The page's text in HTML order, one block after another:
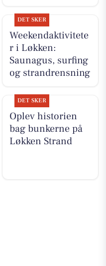
DET SKER
Weekendaktivitete
r i Løkken:
Saunagus, surfing
og strandrensning
DET SKER
Oplev historien
bag bunkerne på
Løkken Strand